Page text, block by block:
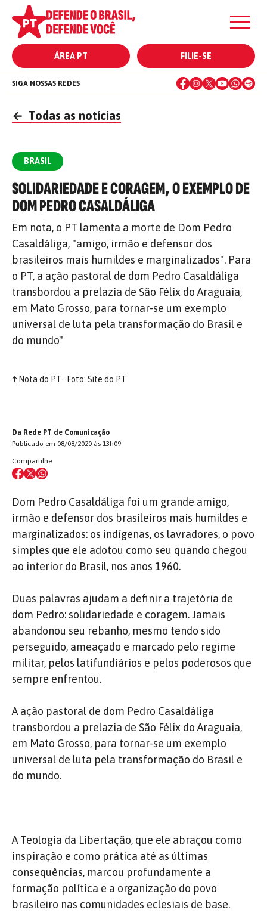
ÁREA PT FILIE-SE
SIGA NOSSAS REDES
← Todas as notícias
BRASIL
SOLIDARIEDADE E CORAGEM, O EXEMPLO DE
DOM PEDRO CASALDÁLIGA
Em nota, o PT lamenta a morte de Dom Pedro
Casaldáliga, "amigo, irmão e defensor dos
brasileiros mais humildes e marginalizados". Para
o PT, a ação pastoral de dom Pedro Casaldáliga
transbordou a prelazia de São Félix do Araguaia,
em Mato Grosso, para tornar-se um exemplo
universal de luta pela transformação do Brasil e
do mundo"
↑Nota do PT Foto: Site do PT
Da Rede PT de Comunicação
Publicado em 08/08/2020 às 13h09
Compartilhe
Dom Pedro Casaldáliga foi um grande amigo,
irmão e defensor dos brasileiros mais humildes e
marginalizados: os indígenas, os lavradores, o povo
simples que ele adotou como seu quando chegou
ao interior do Brasil, nos anos 1960.
Duas palavras ajudam a definir a trajetória de
dom Pedro: solidariedade e coragem. Jamais
abandonou seu rebanho, mesmo tendo sido
perseguido, ameaçado e marcado pelo regime
militar, pelos latifundiários e pelos poderosos que
sempre enfrentou.
A ação pastoral de dom Pedro Casaldáliga
transbordou a prelazia de São Félix do Araguaia,
em Mato Grosso, para tornar-se um exemplo
universal de luta pela transformação do Brasil e
do mundo.
A Teologia da Libertação, que ele abraçou como
inspiração e como prática até as últimas
consequências, marcou profundamente a
formação política e a organização do povo
brasileiro nas comunidades eclesiais de base.